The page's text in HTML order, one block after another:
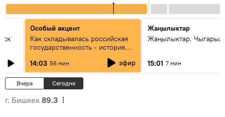
Особый акцент
Как складывалась российская
государственность - история
России и геополитика Евразии
глазами аналитиков
14:03 56 мин эфир
Жаңылыктар
Жаңылыктар.
15:01 7 мин
Вчера Сегодня
г. Бишкек 89.3